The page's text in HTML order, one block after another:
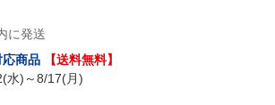
に発送
応商品
【送料無料】
水)～8/17(月)